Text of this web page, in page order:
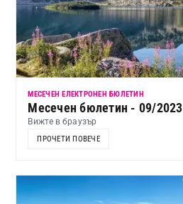
МЕСЕЧЕН ЕЛЕКТРОНЕН БЮЛЕТИН
Месечен бюлетин - 09/2023
Вижте в браузър
ПРОЧЕТИ ПОВЕЧЕ